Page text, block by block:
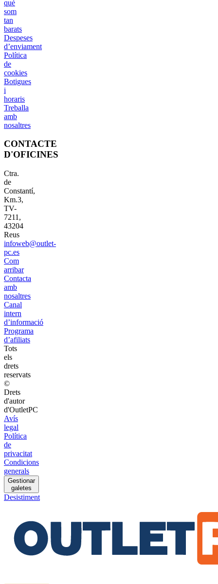
què
som
tan
barats
Despeses
d’enviament
Política
de
cookies
Botigues
i
horaris
Treballa
amb
nosaltres
CONTACTE
D'OFICINES
Ctra.
de
Constantí,
Km.3,
TV-
7211,
43204
Reus
infoweb@outlet-
pc.es
Com
arribar
Contacta
amb
nosaltres
Canal
intern
d’informació
Programa
d’afiliats
Tots
els
drets
reservats
©
Drets
d'autor
d'OutletPC
Avís
legal
Política
de
privacitat
Condicions
generals
Gestionar
galetes
Desistiment